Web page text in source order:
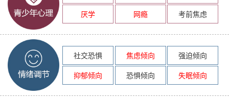
厌学
网瘾 考前焦虑
社交恐惧 焦虑倾向
强迫倾向
抑郁倾向
恐惧倾向 失眠倾向